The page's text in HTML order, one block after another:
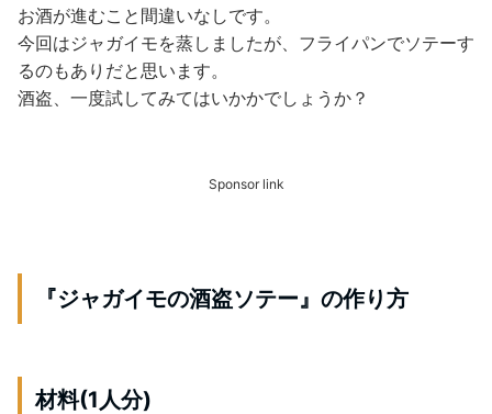
お酒が進むこと間違いなしです。
今回はジャガイモを蒸しましたが、フライパンでソテーす
るのもありだと思います。
酒盗、一度試してみてはいかかでしょうか？
Sponsor link
『ジャガイモの酒盗ソテー』の作り方
材料(1人分)